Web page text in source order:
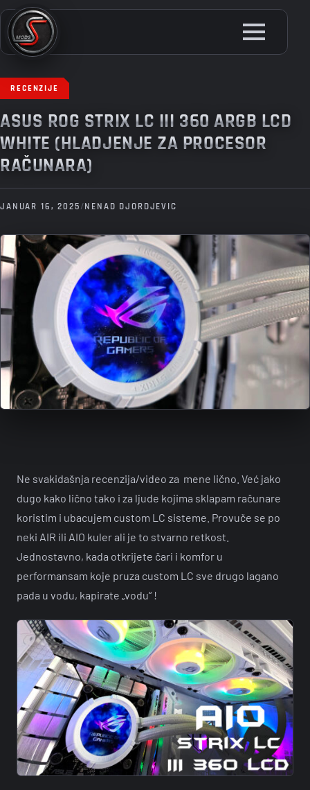
Skip
to
main
RECENZIJE
ASUS ROG STRIX LC III 360 ARGB LCD
WHITE (HLADJENJE ZA PROCESOR
RAČUNARA)
JANUAR 16, 2025/NENAD DJORDJEVIC
Ne svakidašnja recenzija/video za mene lično. Već jako
dugo kako lično tako i za ljude kojima sklapam računare
koristim i ubacujem custom LC sisteme. Provuče se po
neki AIR ili AIO kuler ali je to stvarno retkost.
Jednostavno, kada otkrijete čari i komfor u
performansam koje pruza custom LC sve drugo lagano
pada u vodu, kapirate „vodu“ !